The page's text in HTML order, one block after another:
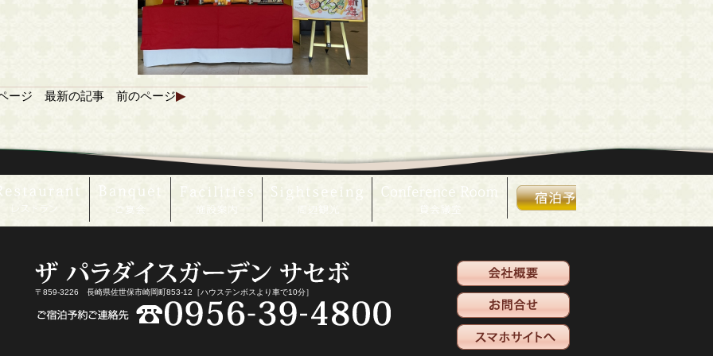
ージ 最新の記事 前のページ▶
〒859-3226 長崎県佐世保市崎岡町853-12［ハウステンボスより車で10分］